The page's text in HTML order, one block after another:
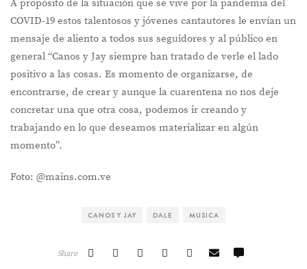
A propósito de la situación que se vive por la pandemia del
COVID-19 estos talentosos y jóvenes cantautores le envían un
mensaje de aliento a todos sus seguidores y al público en
general “Canos y Jay siempre han tratado de verle el lado
positivo a las cosas. Es momento de organizarse, de
encontrarse, de crear y aunque la cuarentena no nos deje
concretar una que otra cosa, podemos ir creando y
trabajando en lo que deseamos materializar en algún
momento”.
Foto: @mains.com.ve
CANOS Y JAY DALE MUSICA
Share